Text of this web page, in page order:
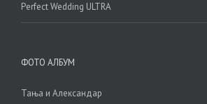
Perfect Wedding ULTRA
ФОТО АЛБУМ
Тања и Александар